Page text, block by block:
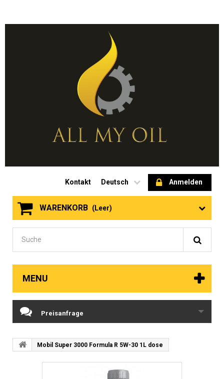
Anmelden
Deutsch
Kontakt
WARENKORB (Leer)
MENU
Preisanfrage
Mobil Super 3000 Formula R 5W-30 1L dose